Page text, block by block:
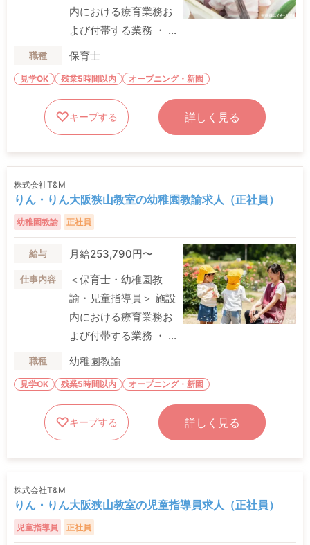
内における療育業務お
よび付帯する業務 ・ ...
職種 保育士
見学OK 残業5時間以内 オープニング・新園
キープする 詳しく見る
株式会社T&M
りん・りん大阪狭山教室の幼稚園教諭求人（正社員）
幼稚園教諭 正社員
給与 月給253,790円〜
仕事内容
＜保育士・幼稚園教
諭・児童指導員＞ 施設
内における療育業務お
よび付帯する業務 ・ ...
職種 幼稚園教諭
見学OK 残業5時間以内 オープニング・新園
キープする 詳しく見る
株式会社T&M
りん・りん大阪狭山教室の児童指導員求人（正社員）
児童指導員 正社員